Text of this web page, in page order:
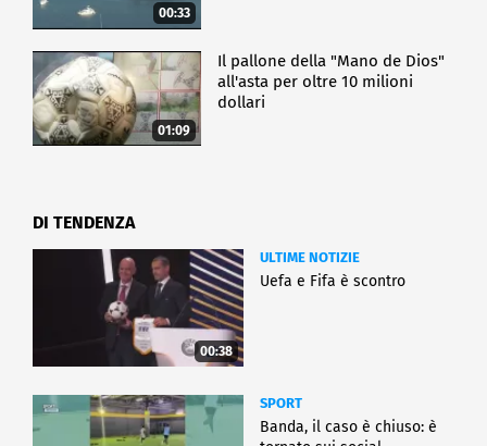
00:33
01:09
Il pallone della "Mano de Dios"
all'asta per oltre 10 milioni
dollari
DI TENDENZA
00:38
ULTIME NOTIZIE
Uefa e Fifa è scontro
SPORT
Banda, il caso è chiuso: è